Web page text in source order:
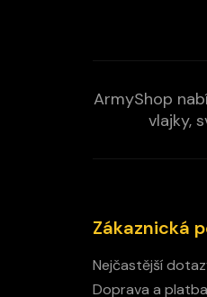
ArmyShop
vlajky,
Zákaznická
Nejčastější
Doprava a platba